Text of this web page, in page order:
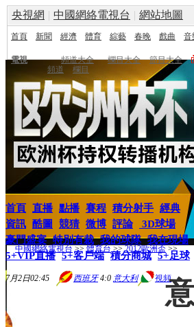
央視網 | 中國網絡電視台 | 網站地圖
首頁 新聞 經濟 體育 綜藝 春晚 戲曲 音
電視 頻道大全 欄目大全 節目大全
頻道
欄目
首頁 直播 點播 賽程 積分射手 經典
資訊 酷圖 競猜 微博 評論
3D球場
豪門盛宴 特別有裁 我的球隊 我在現場
5+VIP直播 5+客戶端 積分商城 5+足球
7月2日02:45 西班牙4:0 意大利 視頻
中國網絡電視台 >>體育台 >>2012歐洲盃 >>